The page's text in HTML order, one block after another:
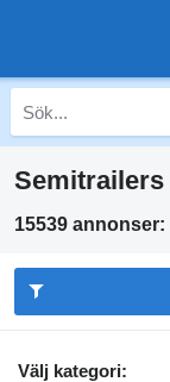
Semitrailers
15539 annonser:
Välj kategori: